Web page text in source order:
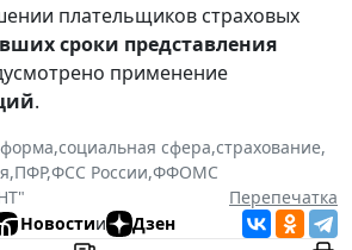
плательщиков страховых
сроки представления
применение
.
,социальная сфера,страхование,
,ПФР,ФСС России,ФФОМС
Перепечатка
Новостии Дзен